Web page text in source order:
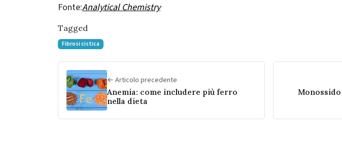
Fonte:Analytical Chemistry
Tagged
Fibrosi cistica
← Articolo precedente
Anemia: come includere più ferro
nella dieta